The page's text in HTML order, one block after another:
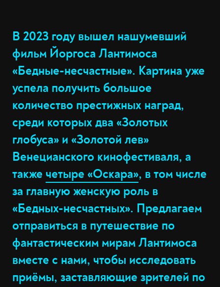
В 2023 году вышел нашумевший
фильм Йоргоса Лантимоса
«Бедные-несчастные». Картина уже
успела получить большое
количество престижных наград,
среди которых два «Золотых
глобуса» и «Золотой лев»
Венецианского кинофестиваля, а
также четыре «Оскара», в том числе
за главную женскую роль в
«Бедных-несчастных». Предлагаем
отправиться в путешествие по
фантастическим мирам Лантимоса
вместе с нами, чтобы исследовать
приёмы, заставляющие зрителей по